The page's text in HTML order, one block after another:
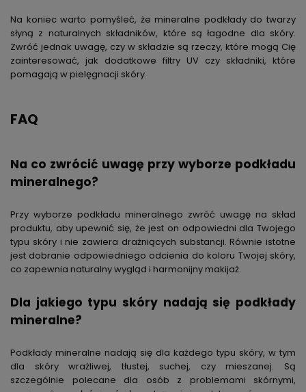
Na koniec warto pomyśleć, że mineralne podkłady do twarzy
słyną z naturalnych składników, które są łagodne dla skóry.
Zwróć jednak uwagę, czy w składzie są rzeczy, które mogą Cię
zainteresować, jak dodatkowe filtry UV czy składniki, które
pomagają w pielęgnacji skóry.
FAQ
Na co zwrócić uwagę przy wyborze podkładu
mineralnego?
Przy wyborze podkładu mineralnego zwróć uwagę na skład
produktu, aby upewnić się, że jest on odpowiedni dla Twojego
typu skóry i nie zawiera drażniących substancji. Równie istotne
jest dobranie odpowiedniego odcienia do koloru Twojej skóry,
co zapewnia naturalny wygląd i harmonijny makijaż.
Dla jakiego typu skóry nadają się podkłady
mineralne?
Podkłady mineralne nadają się dla każdego typu skóry, w tym
dla skóry wrażliwej, tłustej, suchej, czy mieszanej. Są
szczególnie polecane dla osób z problemami skórnymi,